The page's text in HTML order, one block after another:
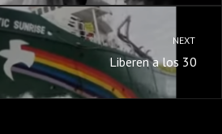
NEXT
Liberen a los 30